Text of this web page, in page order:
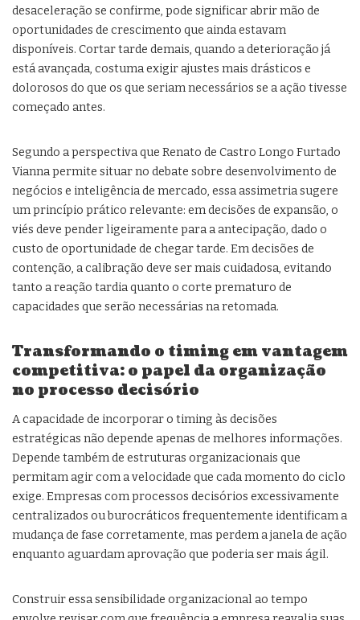
desaceleração se confirme, pode significar abrir mão de
oportunidades de crescimento que ainda estavam
disponíveis. Cortar tarde demais, quando a deterioração já
está avançada, costuma exigir ajustes mais drásticos e
dolorosos do que os que seriam necessários se a ação tivesse
começado antes.
Segundo a perspectiva que Renato de Castro Longo Furtado
Vianna permite situar no debate sobre desenvolvimento de
negócios e inteligência de mercado, essa assimetria sugere
um princípio prático relevante: em decisões de expansão, o
viés deve pender ligeiramente para a antecipação, dado o
custo de oportunidade de chegar tarde. Em decisões de
contenção, a calibração deve ser mais cuidadosa, evitando
tanto a reação tardia quanto o corte prematuro de
capacidades que serão necessárias na retomada.
Transformando o timing em vantagem
competitiva: o papel da organização
no processo decisório
A capacidade de incorporar o timing às decisões
estratégicas não depende apenas de melhores informações.
Depende também de estruturas organizacionais que
permitam agir com a velocidade que cada momento do ciclo
exige. Empresas com processos decisórios excessivamente
centralizados ou burocráticos frequentemente identificam a
mudança de fase corretamente, mas perdem a janela de ação
enquanto aguardam aprovação que poderia ser mais ágil.
Construir essa sensibilidade organizacional ao tempo